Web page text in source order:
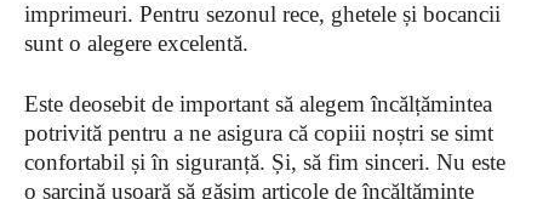
imprimeuri. Pentru sezonul rece, ghetele și bocancii
sunt o alegere excelentă.
Este deosebit de important să alegem încălțămintea
potrivită pentru a ne asigura că copiii noștri se simt
confortabil și în siguranță. Și, să fim sinceri. Nu este
o sarcină ușoară să găsim articole de încălțăminte